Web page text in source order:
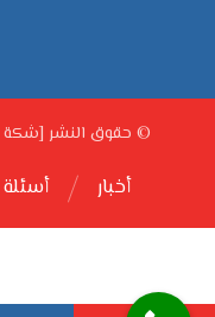
© حقوق النشر [شكة
أخبار